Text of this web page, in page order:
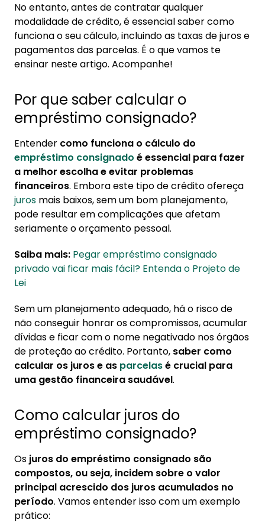
No entanto, antes de contratar qualquer
modalidade de crédito, é essencial saber como
funciona o seu cálculo, incluindo as taxas de juros e
pagamentos das parcelas. É o que vamos te
ensinar neste artigo. Acompanhe!
Por que saber calcular o
empréstimo consignado?
Entender como funciona o cálculo do
empréstimo consignado é essencial para fazer
a melhor escolha e evitar problemas
financeiros. Embora este tipo de crédito ofereça
juros mais baixos, sem um bom planejamento,
pode resultar em complicações que afetam
seriamente o orçamento pessoal.
Saiba mais: Pegar empréstimo consignado
privado vai ficar mais fácil? Entenda o Projeto de
Lei
Sem um planejamento adequado, há o risco de
não conseguir honrar os compromissos, acumular
dívidas e ficar com o nome negativado nos órgãos
de proteção ao crédito. Portanto, saber como
calcular os juros e as parcelasé crucial para
uma gestão financeira saudável.
Como calcular juros do
empréstimo consignado?
Os juros do empréstimo consignado são
compostos, ou seja, incidem sobre o valor
principal acrescido dos juros acumulados no
período. Vamos entender isso com um exemplo
prático: